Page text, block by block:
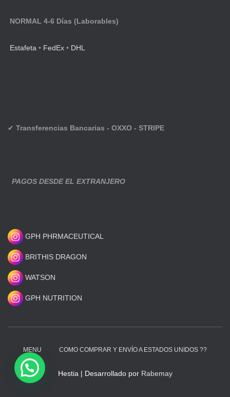
NORMAL 4-6 Días (Laborables)
Estafeta • FedEx • DHL
✔ Transferencias Bancarias - OXXO - STRIPE
PAGOS DESDE EL EXTRANJERO
GPH PHRMACEUTICAL
BRITHIS DRAGON
WATSON
GPH NUTRITION
MENU COMO COMPRAR Y ENVÍO A ESTADOS UNIDOS ??
Hestia | Desarrollado por Rabemay